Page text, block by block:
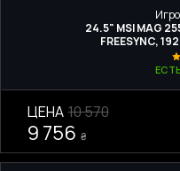
24.5" MSI MAG
FREESYNC,
ЦЕНА 10 570
9 756 ₴